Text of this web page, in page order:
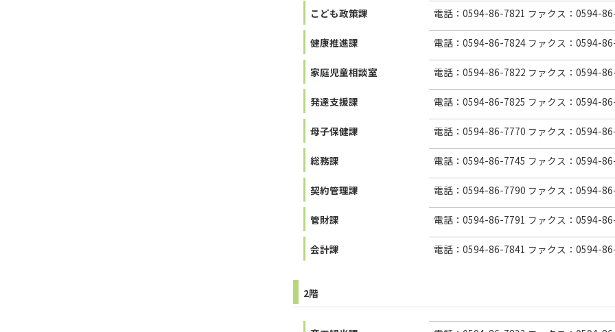
こども政策課 電話：0594-86-7821 ファクス：0594-
健康推進課 電話：0594-86-7824 ファクス：0594-
家庭児童相談室 電話：0594-86-7822 ファクス：0594-
発達支援課 電話：0594-86-7825 ファクス：0594-
母子保健課 電話：0594-86-7770 ファクス：0594-
総務課 電話：0594-86-7745 ファクス：0594-
契約管理課 電話：0594-86-7790 ファクス：0594-
管財課 電話：0594-86-7791 ファクス：0594-
会計課 電話：0594-86-7841 ファクス：0594-
2階